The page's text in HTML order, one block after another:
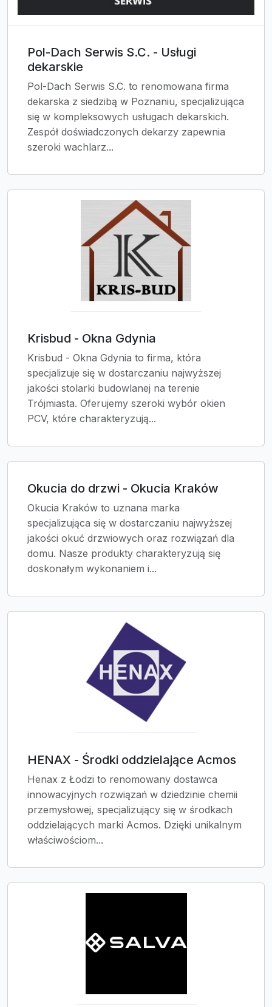
Pol-Dach Serwis S.C. - Usługi
dekarskie
Pol-Dach Serwis S.C. to renomowana firma
dekarska z siedzibą w Poznaniu, specjalizująca
się w kompleksowych usługach dekarskich.
Zespół doświadczonych dekarzy zapewnia
szeroki wachlarz...
Krisbud - Okna Gdynia
Krisbud - Okna Gdynia to firma, która
specjalizuje się w dostarczaniu najwyższej
jakości stolarki budowlanej na terenie
Trójmiasta. Oferujemy szeroki wybór okien
PCV, które charakteryzują...
Okucia do drzwi - Okucia Kraków
Okucia Kraków to uznana marka
specjalizująca się w dostarczaniu najwyższej
jakości okuć drzwiowych oraz rozwiązań dla
domu. Nasze produkty charakteryzują się
doskonałym wykonaniem i...
HENAX - Środki oddzielające Acmos
Henax z Łodzi to renomowany dostawca
innowacyjnych rozwiązań w dziedzinie chemii
przemysłowej, specjalizujący się w środkach
oddzielających marki Acmos. Dzięki unikalnym
właściwościom...